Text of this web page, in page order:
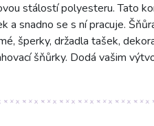
stálostí polyesteru. Tato
a snadno se s ní pracuje.
šperky, držadla tašek,
šňůrky. Dodá vašim